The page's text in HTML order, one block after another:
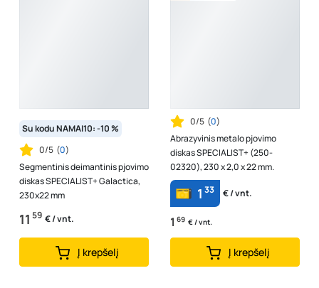
Su kodu NAMAI10: -10 %
0/5 (0)
Segmentinis deimantinis pjovimo
diskas SPECIALIST+ Galactica,
230x22 mm
11 59 € / vnt.
Į krepšelį
0/5 (0)
Abrazyvinis metalo pjovimo
diskas SPECIALIST+ (250-
02320), 230 x 2,0 x 22 mm.
1 33 € / vnt.
1 69 € / vnt.
Į krepšelį